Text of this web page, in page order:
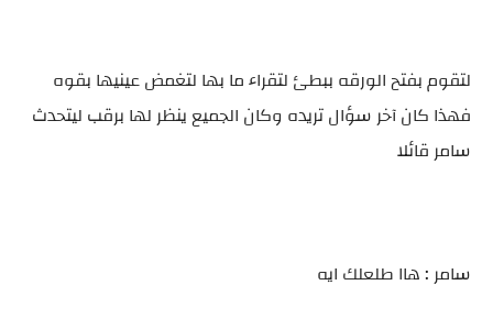
لتقوم بفتح الورقه ببطئ لتقراء ما بها لتغمض عينيها بقوه
فهذا كان آخر سؤال تريده وكان الجميع ينظر لها برقب ليتحدث
سامر قائلا
سامر : هاا طلعلك ايه